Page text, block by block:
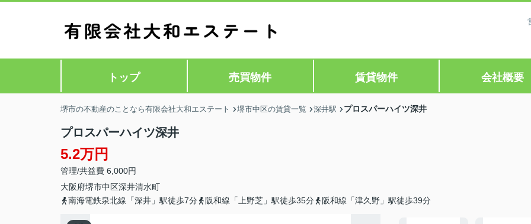
トップ 売買物件 賃貸物件 会社概要
堺市の不動産のことなら有限会社大和エステート 堺市中区の賃貸一覧 深井駅 プロスパーハイツ深井
プロスパーハイツ深井
5.2万円
管理/共益費 6,000円
大阪府堺市中区深井清水町
南海電鉄泉北線「深井」駅徒歩7分
阪和線「上野芝」駅徒歩35分 阪和線「津久野」駅徒歩39分